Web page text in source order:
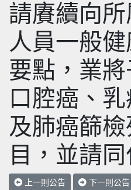
請賡續向
人員一般
要點，業將
口腔癌、
及肺癌篩
目，並請
上一則公告 下一則公告